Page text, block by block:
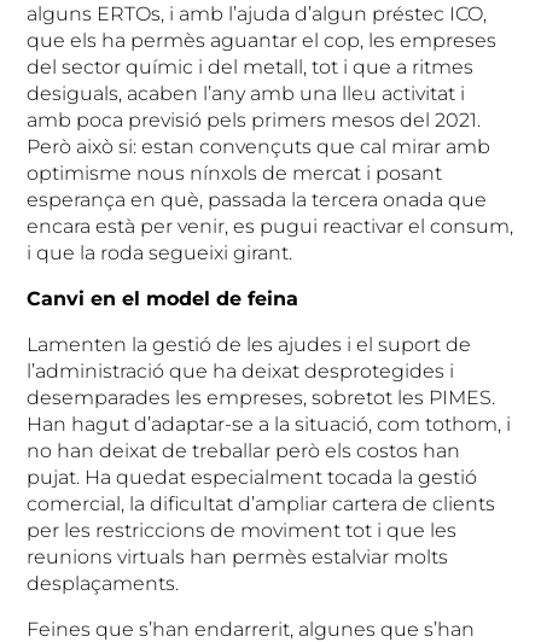
alguns ERTOs, i amb l’ajuda d’algun préstec ICO,
que els ha permès aguantar el cop, les empreses
del sector químic i del metall, tot i que a ritmes
desiguals, acaben l’any amb una lleu activitat i
amb poca previsió pels primers mesos del 2021.
Però això si: estan convençuts que cal mirar amb
optimisme nous nínxols de mercat i posant
esperança en què, passada la tercera onada que
encara està per venir, es pugui reactivar el consum,
i que la roda segueixi girant.
Canvi en el model de feina
Lamenten la gestió de les ajudes i el suport de
l’administració que ha deixat desprotegides i
desemparades les empreses, sobretot les PIMES.
Han hagut d’adaptar-se a la situació, com tothom, i
no han deixat de treballar però els costos han
pujat. Ha quedat especialment tocada la gestió
comercial, la dificultat d’ampliar cartera de clients
per les restriccions de moviment tot i que les
reunions virtuals han permès estalviar molts
desplaçaments.
Feines que s’han endarrerit, algunes que s’han